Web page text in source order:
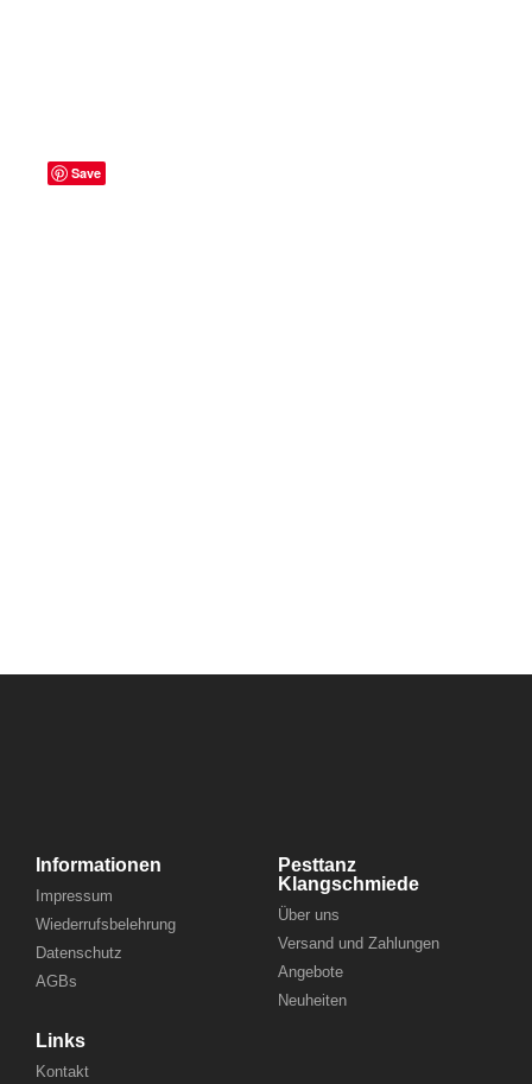
Informationen
Impressum
Wiederrufsbelehrung
Datenschutz
AGBs
Pesttanz
Klangschmiede
Über uns
Versand und Zahlungen
Angebote
Neuheiten
Links
Kontakt